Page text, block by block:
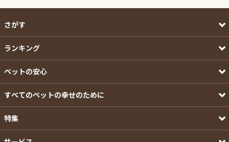
さがす
ランキング
ペットの安心
すべてのペットの幸せのために
特集